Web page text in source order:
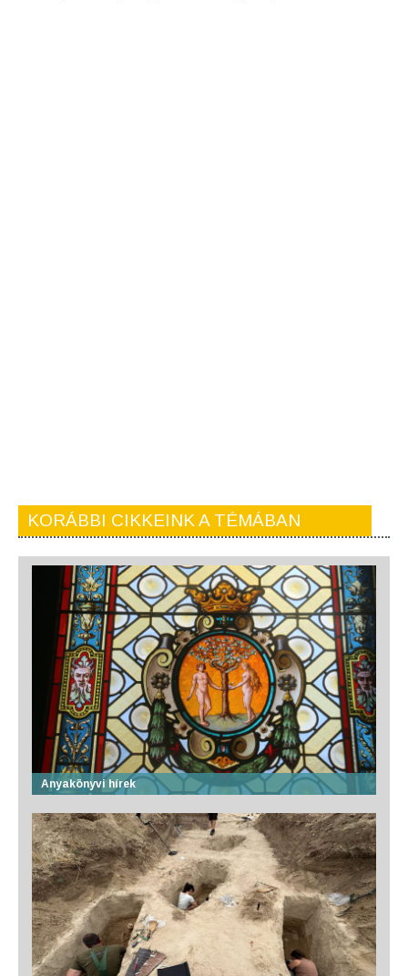
KORÁBBI CIKKEINK A TÉMÁBAN
Anyakönyvi hírek